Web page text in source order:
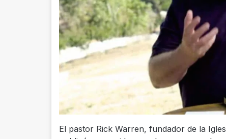
El pastor Rick Warren, fundador de la